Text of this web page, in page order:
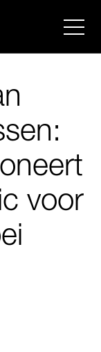
Menu
voor